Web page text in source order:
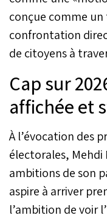
conçue comme
confrontation
de citoyens à
Cap sur
affichée et
À l’évocation des
électorales, Mehdi
ambitions de son
aspire à arriver
l’ambition de voir